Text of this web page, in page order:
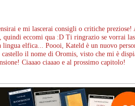
e mi lascerai consigli o critiche
eccomi qua :D Ti ringrazio se vorrai
elfica... Poooi, Kateld è un nuovo
il nome di Oromis, visto che mi è
Ciaaao ciaaao e al prossimo capitolo!